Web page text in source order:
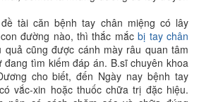
tài căn bệnh tay chân miệng có lây
đường nào, thì thắc mắcbị tay chân
quả cũng được cánh mày râu quan tâm
đang tìm kiếm đáp án. B.sĩ chuyên khoa
cho biết, đến Ngày nay bệnh tay
vắc-xin hoặc thuốc chữa trị đặc hiệu.